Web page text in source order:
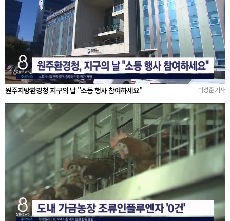
원주지방환경청 지구의 날 "소등 행사 참여하세요" 박성준 기자